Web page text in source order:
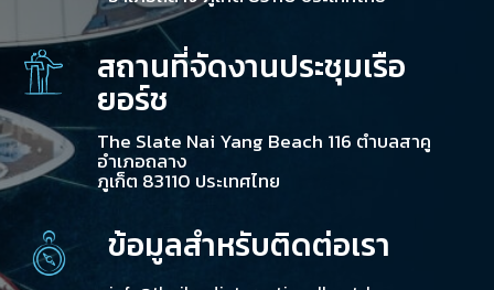
สถานที่จัดงานประชุมเรือ
ยอร์ช
The Slate Nai Yang Beach 116 ตำบลสาคู
อำเภอถลาง
ภูเก็ต 83110 ประเทศไทย
ข้อมูลสำหรับติดต่อเรา